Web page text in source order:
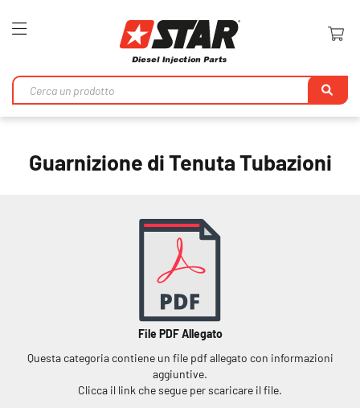
Toggle
Guarnizione di Tenuta Tubazioni
File PDF Allegato
Questa categoria contiene un file pdf allegato con informazioni
aggiuntive.
Clicca il link che segue per scaricare il file.